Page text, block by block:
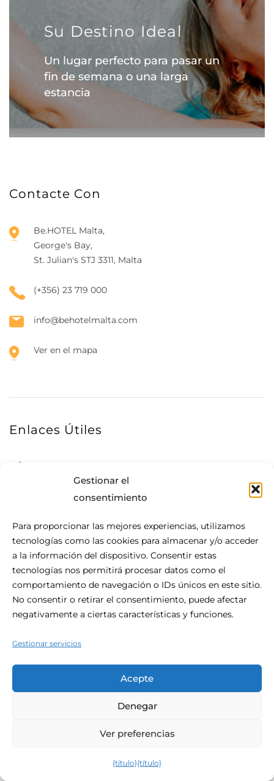
Gestionar el
consentimiento
Para proporcionar las mejores experiencias, utilizamos
tecnologías como las cookies para almacenar y/o acceder
a la información del dispositivo. Consentir estas
tecnologías nos permitirá procesar datos como el
comportamiento de navegación o IDs únicos en este sitio.
No consentir o retirar el consentimiento, puede afectar
negativamente a ciertas características y funciones.
Gestionar servicios
Acepte
Denegar
Ver preferencias
{título}{título}
Su Destino Ideal
Un lugar perfecto para pasar un
fin de semana o una larga
estancia
Contacte Con
Be.HOTEL Malta,
George's Bay,
St. Julian's STJ 3311, Malta
(+356) 23 719 000
info@behotelmalta.com
Ver en el mapa
Enlaces Útiles
Habitaciones
Ofertas especiales
Ubicaciones
Blog
Contacto
Reservar ahora
Boletín De Noticias